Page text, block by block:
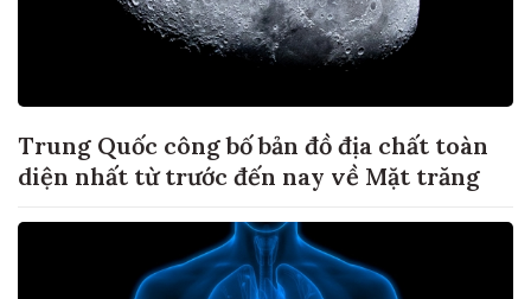
Trung Quốc công bố bản đồ địa chất toàn
diện nhất từ trước đến nay về Mặt trăng